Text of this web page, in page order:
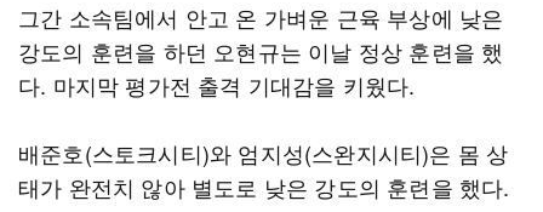
그간 소속팀에서 안고 온 가벼운 근육 부상에 낮은
강도의 훈련을 하던 오현규는 이날 정상 훈련을 했
다. 마지막 평가전 출격 기대감을 키웠다.
배준호(스토크시티)와 엄지성(스완지시티)은 몸 상
태가 완전치 않아 별도로 낮은 강도의 훈련을 했다.